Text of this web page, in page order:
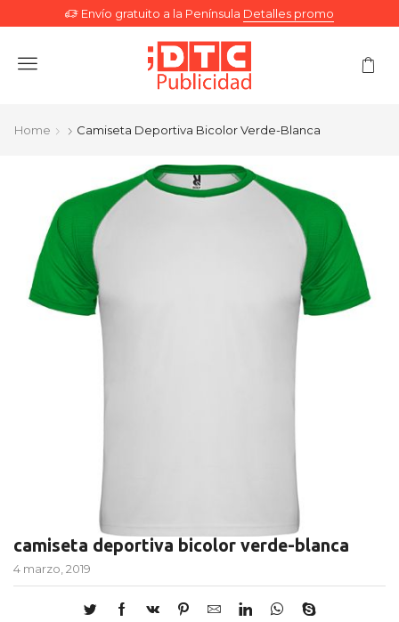
Envío gratuito a la Península Detalles promo
Menu
Home Camiseta Deportiva Bicolor Verde-Blanca
camiseta deportiva bicolor verde-blanca
4 marzo, 2019